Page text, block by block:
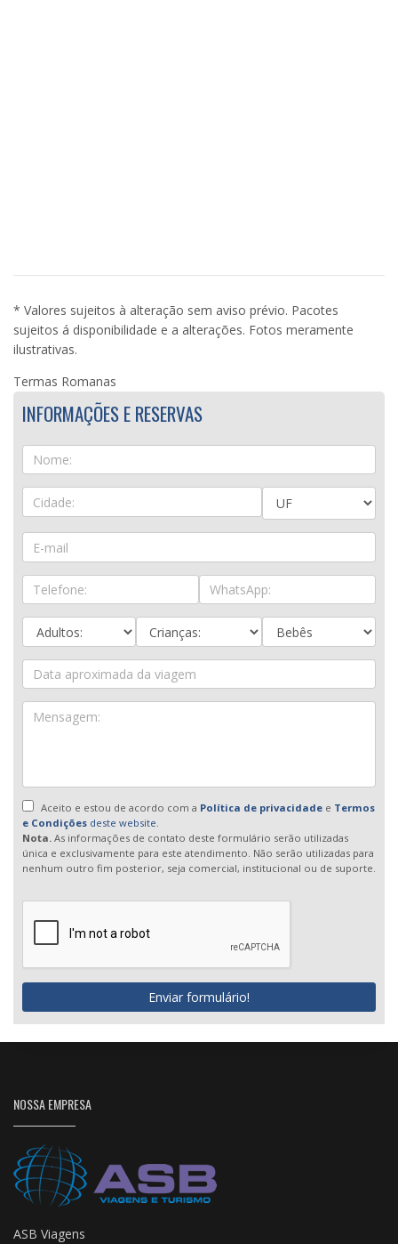
* Valores sujeitos à alteração sem aviso prévio. Pacotes
sujeitos á disponibilidade e a alterações. Fotos meramente
ilustrativas.
Termas Romanas
INFORMAÇÕES E RESERVAS
Aceito e estou de acordo com a Política de privacidadee Termos
e Condições deste website.
Nota. As informações de contato deste formulário serão utilizadas
única e exclusivamente para este atendimento. Não serão utilizadas para
nenhum outro fim posterior, seja comercial, institucional ou de suporte.
Enviar formulário!
NOSSA EMPRESA
ASB Viagens